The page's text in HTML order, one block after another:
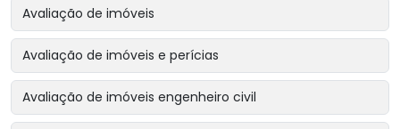
Avaliação de imóveis
Avaliação de imóveis e perícias
Avaliação de imóveis engenheiro civil